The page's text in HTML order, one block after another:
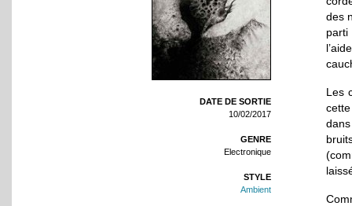
DATE DE SORTIE
10/02/2017
GENRE
Electronique
STYLE
Ambient
des
parti
Les